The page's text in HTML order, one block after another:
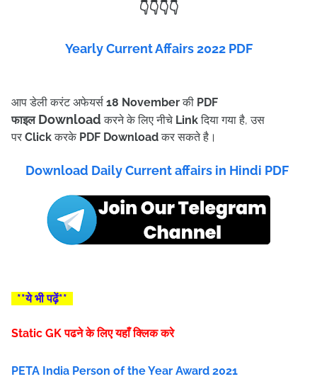
👇👇👇👇
Yearly Current Affairs 2022 PDF
आप डेली करंट अफेयर्स 18 November की PDF
फाइल Download करने के लिए नीचे Linkदिया गया है, उस
पर Clickकरके PDF Downloadकर सकते है।
Download Daily Current affairs in Hindi PDF
**ये भी पढ़ें**
Static GK पढने के लिए यहाँ क्लिक करे
PETA India Person of the Year Award 2021